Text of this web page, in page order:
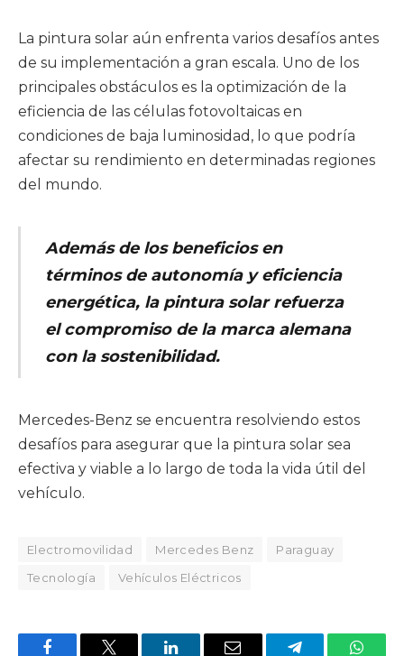
La pintura solar aún enfrenta varios desafíos antes
de su implementación a gran escala. Uno de los
principales obstáculos es la optimización de la
eficiencia de las células fotovoltaicas en
condiciones de baja luminosidad, lo que podría
afectar su rendimiento en determinadas regiones
del mundo.
Además de los beneficios en
términos de autonomía y eficiencia
energética, la pintura solar refuerza
el compromiso de la marca alemana
con la sostenibilidad.
Mercedes-Benz se encuentra resolviendo estos
desafíos para asegurar que la pintura solar sea
efectiva y viable a lo largo de toda la vida útil del
vehículo.
Electromovilidad Mercedes Benz
Paraguay
Tecnología
Vehículos Eléctricos